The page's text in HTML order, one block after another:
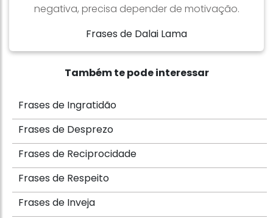
negativa, precisa depender de motivação.
Frases de Dalai Lama
Também te pode interessar
Frases de Ingratidão
Frases de Desprezo
Frases de Reciprocidade
Frases de Respeito
Frases de Inveja